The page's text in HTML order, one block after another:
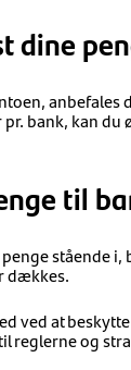
dine
anbefales
bank, kan du
til
stående
dækkes.
ved at
reglerne og